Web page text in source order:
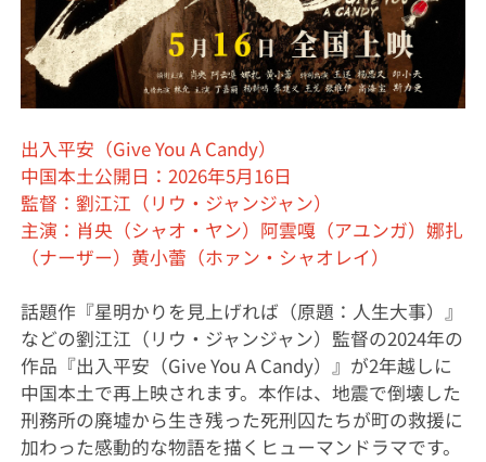
出入平安（Give You A Candy）
中国本土公開日：2026年5月16日
監督：劉江江（リウ・ジャンジャン）
主演：肖央（シャオ・ヤン）阿雲嘎（アユンガ）娜扎
（ナーザー）黄小蕾（ホァン・シャオレイ）
話題作『星明かりを見上げれば（原題：人生大事）』
などの劉江江（リウ・ジャンジャン）監督の2024年の
作品『出入平安（Give You A Candy）』が2年越しに
中国本土で再上映されます。本作は、地震で倒壊した
刑務所の廃墟から生き残った死刑囚たちが町の救援に
加わった感動的な物語を描くヒューマンドラマです。